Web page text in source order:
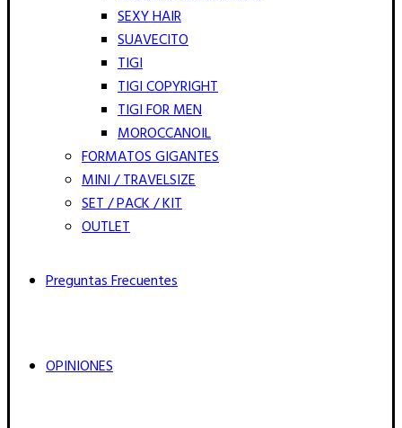
SEXY HAIR
SUAVECITO
TIGI
TIGI COPYRIGHT
TIGI FOR MEN
MOROCCANOIL
FORMATOS GIGANTES
MINI / TRAVELSIZE
SET / PACK / KIT
OUTLET
Preguntas Frecuentes
OPINIONES